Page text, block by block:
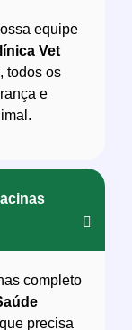
equipe
Vet
, todos os
e
completo
precisa